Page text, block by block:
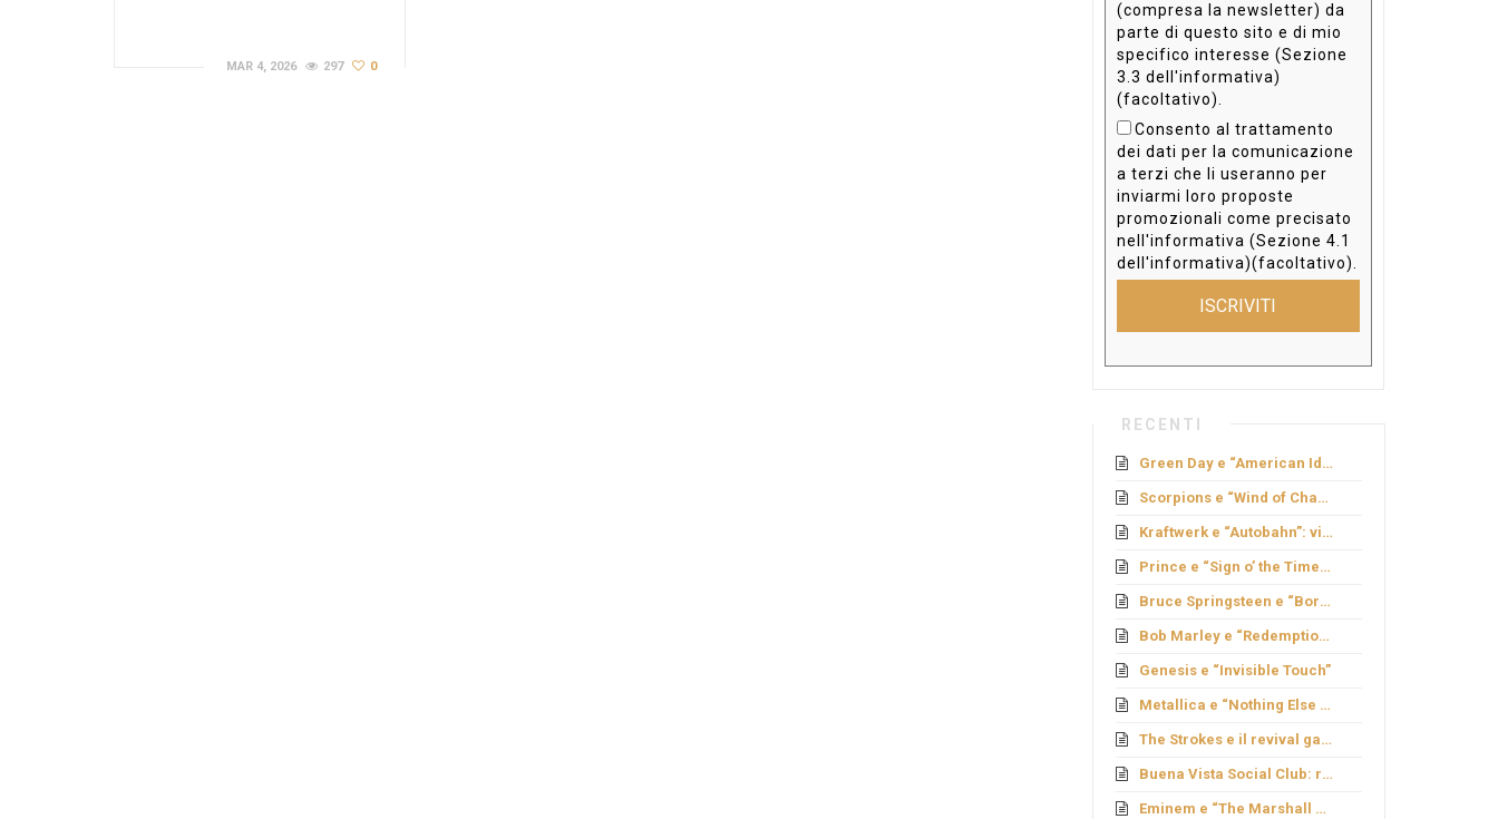
MAR 4, 2026 297 0
(compresa la newsletter) da
parte di questo sito e di mio
specifico interesse (Sezione
3.3 dell'informativa)
(facoltativo).
Consento al trattamento
dei dati per la comunicazione
a terzi che li useranno per
inviarmi loro proposte
promozionali come precisato
nell'informativa (Sezione 4.1
dell'informativa)(facoltativo).
ISCRIVITI
RECENTI
Green Day e “American Idiot”: rock politico
Scorpions e “Wind of Change”: caduta del Muro
Kraftwerk e “Autobahn”: viaggio elettronico
Prince e “Sign o’ the Times”: genio e provocazione
Bruce Springsteen e “Born to Run”: sogno americano
Bob Marley e “Redemption Song”
Genesis e “Invisible Touch”
Metallica e “Nothing Else Matters”: ballata metal
The Strokes e il revival garage
Buena Vista Social Club: rinascita cubana
Eminem e “The Marshall Mathers LP”